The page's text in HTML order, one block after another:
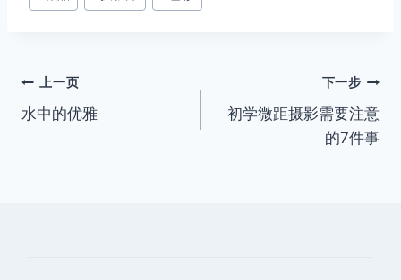
章
文
章
上一页
水中的优雅
下一步
初学微距摄影需要注意
的7件事